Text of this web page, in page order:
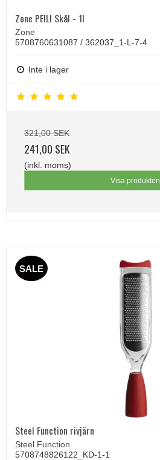
Zone PEILI Skål - 1l
Zone
5708760631087 / 362037_1-L-7-4
Inte i lager
321,00 SEK
241,00 SEK
(inkl. moms)
Visa produkten
SALE
Steel Function rivjärn
Steel Function
5708748826122_KD-1-1